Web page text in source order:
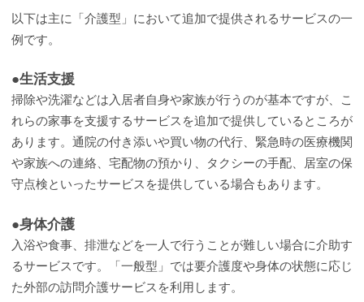
以下は主に「介護型」において追加で提供されるサービスの一
例です。
●生活支援
掃除や洗濯などは入居者自身や家族が行うのが基本ですが、こ
れらの家事を支援するサービスを追加で提供しているところが
あります。通院の付き添いや買い物の代行、緊急時の医療機関
や家族への連絡、宅配物の預かり、タクシーの手配、居室の保
守点検といったサービスを提供している場合もあります。
●身体介護
入浴や食事、排泄などを一人で行うことが難しい場合に介助す
るサービスです。「一般型」では要介護度や身体の状態に応じ
た外部の訪問介護サービスを利用します。